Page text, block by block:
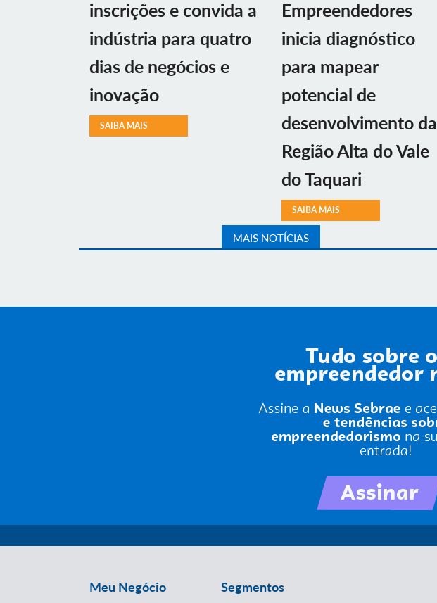
inscrições e convida a
indústria para quatro
dias de negócios e
inovação
SAIBA MAIS
Empreendedores
inicia diagnóstico
para mapear
potencial de
desenvolvimento da
Região Alta do Vale
do Taquari
SAIBA MAIS
MAIS NOTÍCIAS
Meu Negócio Segmentos